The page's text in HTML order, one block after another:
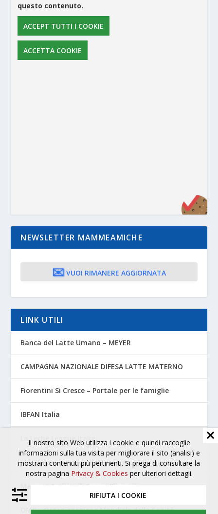
questo contenuto.
ACCEPT TUTTI I COOKIE
ACCETTA COOKIE
NEWSLETTER MAMMEAMICHE
✉️ VUOI RIMANERE AGGIORNATA
LINK UTILI
Banca del Latte Umano – MEYER
CAMPAGNA NAZIONALE DIFESA LATTE MATERNO
Fiorentini Si Cresce – Portale per le famiglie
IBFAN Italia
La Leche League Italia
MAMI- Movimento Allattamento Materno Italiano
Mamme Amiche di Campi Bisenzio
OMS – Organizzazione Mondiale della Sanità
Il nostro sito Web utilizza i cookie e quindi raccoglie
informazioni sulla tua visita per migliorare il sito (analisi) e
mostrarti contenuti più pertinenti. Si prega di consultare la
nostra pagina Privacy & Cookies per ulteriori dettagli.
RIFIUTA I COOKIE